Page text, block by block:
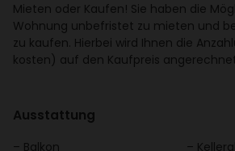
Mieten oder Kaufen! Sie haben die
Wohnung unbe­fristet zu mieten und
zu kaufen. Hierbei wird Ihnen die
kosten) auf den Kauf­preis
Ausstat­tung
Balkon